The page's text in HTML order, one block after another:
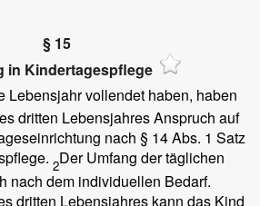
§ 15
in Kindertagespflege
Lebensjahr vollendet haben, haben
dritten Lebensjahres Anspruch auf
nach § 14 Abs. 1 Satz
2Der Umfang der täglichen
nach dem individuellen Bedarf.
dritten Lebensjahres kann das Kind